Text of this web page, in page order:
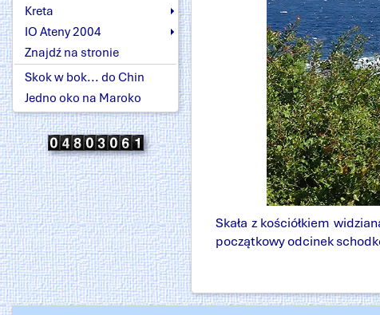
Kreta
IO Ateny 2004
Znajdź na stronie
Skok w bok... do Chin
Jedno oko na Maroko
Skała z kościółkiem
początkowy odcinek